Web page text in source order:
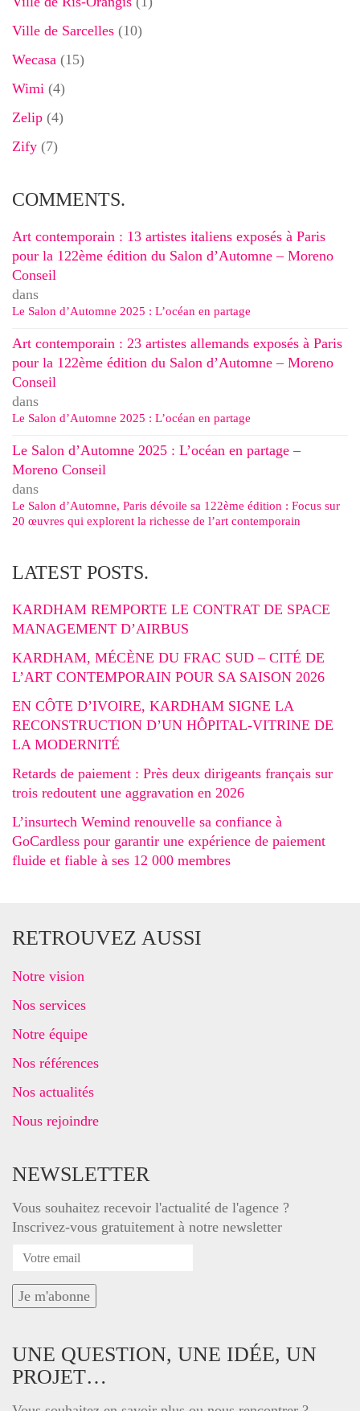
Ville de Sarcelles (10)
Wecasa (15)
Wimi (4)
Zelip (4)
Zify (7)
COMMENTS.
Art contemporain : 13 artistes italiens exposés à Paris
pour la 122ème édition du Salon d’Automne – Moreno
Conseil
dans
Le Salon d’Automne 2025 : L’océan en partage
Art contemporain : 23 artistes allemands exposés à Paris
pour la 122ème édition du Salon d’Automne – Moreno
Conseil
dans
Le Salon d’Automne 2025 : L’océan en partage
Le Salon d’Automne 2025 : L’océan en partage –
Moreno Conseil
dans
Le Salon d’Automne, Paris dévoile sa 122ème édition : Focus sur
20 œuvres qui explorent la richesse de l’art contemporain
LATEST POSTS.
KARDHAM REMPORTE LE CONTRAT DE SPACE
MANAGEMENT D’AIRBUS
KARDHAM, MÉCÈNE DU FRAC SUD – CITÉ DE
L’ART CONTEMPORAIN POUR SA SAISON 2026
EN CÔTE D’IVOIRE, KARDHAM SIGNE LA
RECONSTRUCTION D’UN HÔPITAL-VITRINE DE
LA MODERNITÉ
Retards de paiement : Près deux dirigeants français sur
trois redoutent une aggravation en 2026
L’insurtech Wemind renouvelle sa confiance à
GoCardless pour garantir une expérience de paiement
fluide et fiable à ses 12 000 membres
RETROUVEZ AUSSI
Notre vision
Nos services
Notre équipe
Nos références
Nos actualités
Nous rejoindre
NEWSLETTER
Vous souhaitez recevoir l'actualité de l'agence ?
Inscrivez-vous gratuitement à notre newsletter
UNE QUESTION, UNE IDÉE, UN
PROJET…